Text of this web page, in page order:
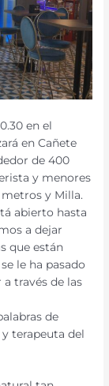
en el
en Cañete
de 400
y menores
y Milla.
abierto hasta
a dejar
que están
le ha pasado
través de las
de
terapeuta del